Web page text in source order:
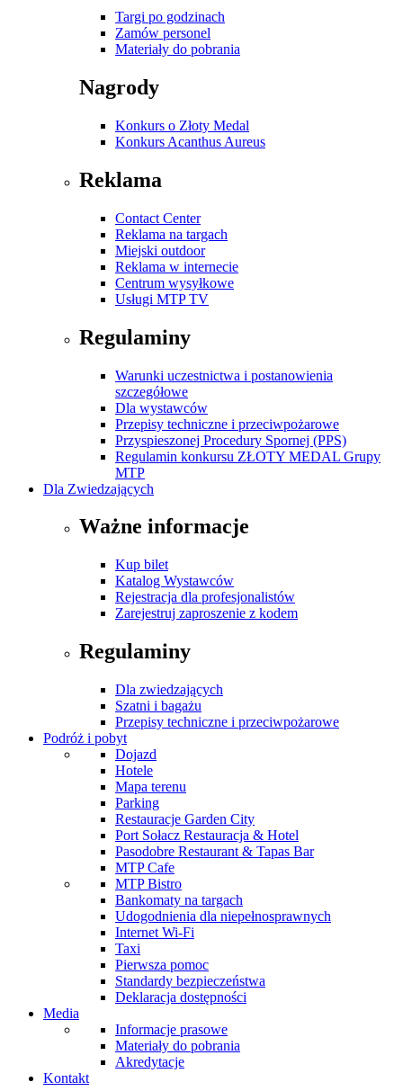
Targi po godzinach
Zamów personel
Materiały do pobrania
Nagrody
Konkurs o Złoty Medal
Konkurs Acanthus Aureus
Reklama
Contact Center
Reklama na targach
Miejski outdoor
Reklama w internecie
Centrum wysyłkowe
Usługi MTP TV
Regulaminy
Warunki uczestnictwa i postanowienia
szczegółowe
Dla wystawców
Przepisy techniczne i przeciwpożarowe
Przyspieszonej Procedury Spornej (PPS)
Regulamin konkursu ZŁOTY MEDAL Grupy
MTP
Dla Zwiedzających
Ważne informacje
Kup bilet
Katalog Wystawców
Rejestracja dla profesjonalistów
Zarejestruj zaproszenie z kodem
Regulaminy
Dla zwiedzających
Szatni i bagażu
Przepisy techniczne i przeciwpożarowe
Podróż i pobyt
Dojazd
Hotele
Mapa terenu
Parking
Restauracje Garden City
Port Sołacz Restauracja & Hotel
Pasodobre Restaurant & Tapas Bar
MTP Cafe
MTP Bistro
Bankomaty na targach
Udogodnienia dla niepełnosprawnych
Internet Wi-Fi
Taxi
Pierwsza pomoc
Standardy bezpieczeństwa
Deklaracja dostępności
Media
Informacje prasowe
Materiały do pobrania
Akredytacje
Kontakt